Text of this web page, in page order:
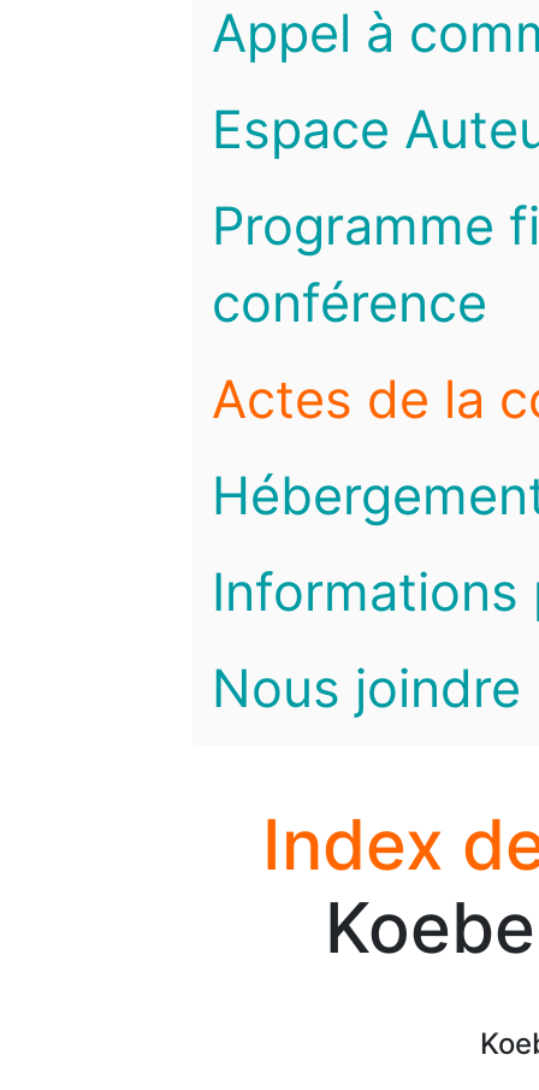
Appel à
Espace
Programme
conférence
Actes de la
Informations
Nous joindre
Index